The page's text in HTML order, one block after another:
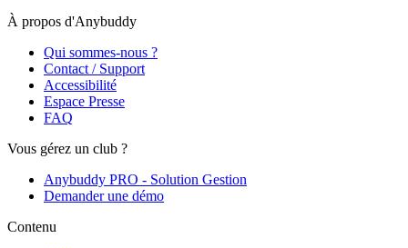
À propos d'Anybuddy
Qui sommes-nous ?
Contact / Support
Accessibilité
Espace Presse
FAQ
Vous gérez un club ?
Anybuddy PRO - Solution Gestion
Demander une démo
Contenu